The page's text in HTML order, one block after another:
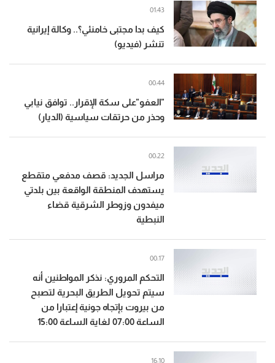
كيف بدا مجتبى خامنئي؟.. وكالة إيرانية
تنشر (فيديو)
01:43
"العفو"على سكة الإقرار.. توافق نيابي
وحذر من حرتقات سياسية (الديار)
00:44
مراسل الجديد: قصف مدفعي متقطع
يستهدف المنطقة الواقعة بين بلدتي
ميفدون وزوطر الشرقية قضاء
النبطية
00:22
التحكم المروري: نذكر المواطنين أنه
سيتم تحويل الطريق البحرية لتصبح
من بيروت بإتجاه جونية إعتبارا من
الساعة 07:00 لغاية الساعة 15:00
00:17
16:10